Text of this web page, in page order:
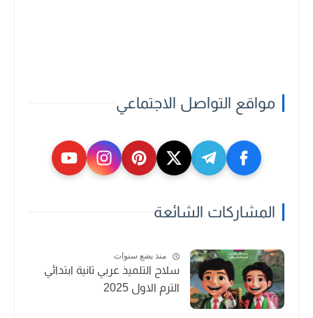
مواقع التواصل الاجتماعي
المشاركات الشائعة
منذ بضع سنوات
سلاح التلميذ عربي تانية ابتدائي
الترم الاول 2025